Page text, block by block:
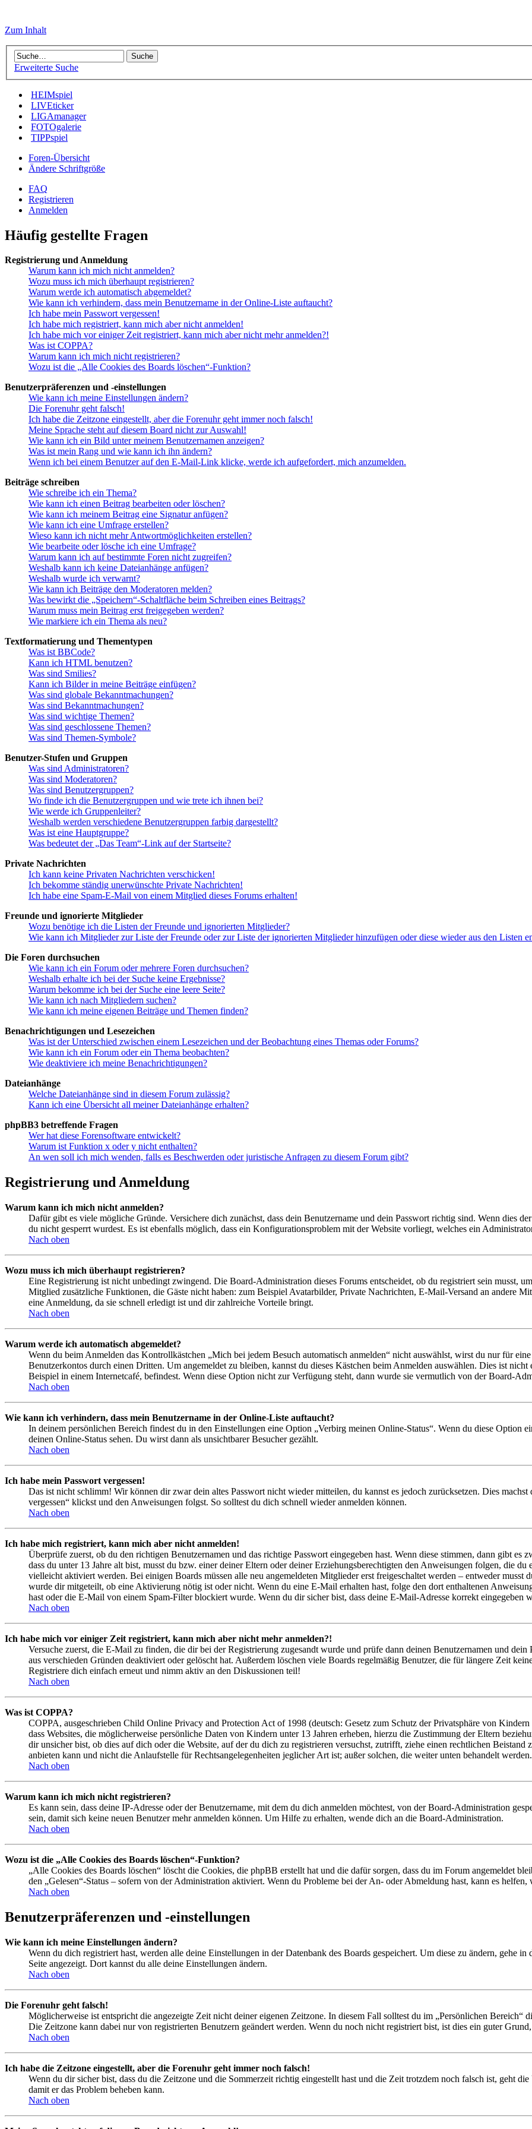
Zum Inhalt
Erweiterte Suche
HEIMspiel
LIVEticker
LIGAmanager
FOTOgalerie
TIPPspiel
Foren-Übersicht
Ändere Schriftgröße
FAQ
Registrieren
Anmelden
Häufig gestellte Fragen
Registrierung und Anmeldung
Warum kann ich mich nicht anmelden?
Wozu muss ich mich überhaupt registrieren?
Warum werde ich automatisch abgemeldet?
Wie kann ich verhindern, dass mein Benutzername in der Online-Liste auftaucht?
Ich habe mein Passwort vergessen!
Ich habe mich registriert, kann mich aber nicht anmelden!
Ich habe mich vor einiger Zeit registriert, kann mich aber nicht mehr anmelden?!
Was ist COPPA?
Warum kann ich mich nicht registrieren?
Wozu ist die „Alle Cookies des Boards löschen“-Funktion?
Benutzerpräferenzen und -einstellungen
Wie kann ich meine Einstellungen ändern?
Die Forenuhr geht falsch!
Ich habe die Zeitzone eingestellt, aber die Forenuhr geht immer noch falsch!
Meine Sprache steht auf diesem Board nicht zur Auswahl!
Wie kann ich ein Bild unter meinem Benutzernamen anzeigen?
Was ist mein Rang und wie kann ich ihn ändern?
Wenn ich bei einem Benutzer auf den E-Mail-Link klicke, werde ich aufgefordert, mich anzumelden.
Beiträge schreiben
Wie schreibe ich ein Thema?
Wie kann ich einen Beitrag bearbeiten oder löschen?
Wie kann ich meinem Beitrag eine Signatur anfügen?
Wie kann ich eine Umfrage erstellen?
Wieso kann ich nicht mehr Antwortmöglichkeiten erstellen?
Wie bearbeite oder lösche ich eine Umfrage?
Warum kann ich auf bestimmte Foren nicht zugreifen?
Weshalb kann ich keine Dateianhänge anfügen?
Weshalb wurde ich verwarnt?
Wie kann ich Beiträge den Moderatoren melden?
Was bewirkt die „Speichern“-Schaltfläche beim Schreiben eines Beitrags?
Warum muss mein Beitrag erst freigegeben werden?
Wie markiere ich ein Thema als neu?
Textformatierung und Thementypen
Was ist BBCode?
Kann ich HTML benutzen?
Was sind Smilies?
Kann ich Bilder in meine Beiträge einfügen?
Was sind globale Bekanntmachungen?
Was sind Bekanntmachungen?
Was sind wichtige Themen?
Was sind geschlossene Themen?
Was sind Themen-Symbole?
Benutzer-Stufen und Gruppen
Was sind Administratoren?
Was sind Moderatoren?
Was sind Benutzergruppen?
Wo finde ich die Benutzergruppen und wie trete ich ihnen bei?
Wie werde ich Gruppenleiter?
Weshalb werden verschiedene Benutzergruppen farbig dargestellt?
Was ist eine Hauptgruppe?
Was bedeutet der „Das Team“-Link auf der Startseite?
Private Nachrichten
Ich kann keine Privaten Nachrichten verschicken!
Ich bekomme ständig unerwünschte Private Nachrichten!
Ich habe eine Spam-E-Mail von einem Mitglied dieses Forums erhalten!
Freunde und ignorierte Mitglieder
Wozu benötige ich die Listen der Freunde und ignorierten Mitglieder?
Wie kann ich Mitglieder zur Liste der Freunde oder zur Liste der ignorierten Mitglieder hinzufügen oder diese wieder aus den Listen
Die Foren durchsuchen
Wie kann ich ein Forum oder mehrere Foren durchsuchen?
Weshalb erhalte ich bei der Suche keine Ergebnisse?
Warum bekomme ich bei der Suche eine leere Seite?
Wie kann ich nach Mitgliedern suchen?
Wie kann ich meine eigenen Beiträge und Themen finden?
Benachrichtigungen und Lesezeichen
Was ist der Unterschied zwischen einem Lesezeichen und der Beobachtung eines Themas oder Forums?
Wie kann ich ein Forum oder ein Thema beobachten?
Wie deaktiviere ich meine Benachrichtigungen?
Dateianhänge
Welche Dateianhänge sind in diesem Forum zulässig?
Kann ich eine Übersicht all meiner Dateianhänge erhalten?
phpBB3 betreffende Fragen
Wer hat diese Forensoftware entwickelt?
Warum ist Funktion x oder y nicht enthalten?
An wen soll ich mich wenden, falls es Beschwerden oder juristische Anfragen zu diesem Forum gibt?
Registrierung und Anmeldung
Warum kann ich mich nicht anmelden?
Dafür gibt es viele mögliche Gründe. Versichere dich zunächst, dass dein Benutzername und dein Passwort richtig sind. Wenn dies
du nicht gesperrt wurdest. Es ist ebenfalls möglich, dass ein Konfigurationsproblem mit der Website vorliegt, welches ein
Nach oben
Wozu muss ich mich überhaupt registrieren?
Eine Registrierung ist nicht unbedingt zwingend. Die Board-Administration dieses Forums entscheidet, ob du registriert sein musst,
Mitglied zusätzliche Funktionen, die Gäste nicht haben: zum Beispiel Avatarbilder, Private Nachrichten, E-Mail-Versand an andere
eine Anmeldung, da sie schnell erledigt ist und dir zahlreiche Vorteile bringt.
Nach oben
Warum werde ich automatisch abgemeldet?
Wenn du beim Anmelden das Kontrollkästchen „Mich bei jedem Besuch automatisch anmelden“ nicht auswählst, wirst du nur für
Benutzerkontos durch einen Dritten. Um angemeldet zu bleiben, kannst du dieses Kästchen beim Anmelden auswählen. Dies ist
Beispiel in einem Internetcafé, befindest. Wenn diese Option nicht zur Verfügung steht, dann wurde sie vermutlich von der Board-
Nach oben
Wie kann ich verhindern, dass mein Benutzername in der Online-Liste auftaucht?
In deinem persönlichen Bereich findest du in den Einstellungen eine Option „Verbirg meinen Online-Status“. Wenn du diese Option
deinen Online-Status sehen. Du wirst dann als unsichtbarer Besucher gezählt.
Nach oben
Ich habe mein Passwort vergessen!
Das ist nicht schlimm! Wir können dir zwar dein altes Passwort nicht wieder mitteilen, du kannst es jedoch zurücksetzen. Dies
vergessen“ klickst und den Anweisungen folgst. So solltest du dich schnell wieder anmelden können.
Nach oben
Ich habe mich registriert, kann mich aber nicht anmelden!
Überprüfe zuerst, ob du den richtigen Benutzernamen und das richtige Passwort eingegeben hast. Wenn diese stimmen, dann gibt es
dass du unter 13 Jahre alt bist, musst du bzw. einer deiner Eltern oder deiner Erziehungsberechtigten den Anweisungen folgen, die
vielleicht aktiviert werden. Bei einigen Boards müssen alle neu angemeldeten Mitglieder erst freigeschaltet werden – entweder musst
wurde dir mitgeteilt, ob eine Aktivierung nötig ist oder nicht. Wenn du eine E-Mail erhalten hast, folge den dort enthaltenen
hast oder die E-Mail von einem Spam-Filter blockiert wurde. Wenn du dir sicher bist, dass deine E-Mail-Adresse korrekt eingegeben
Nach oben
Ich habe mich vor einiger Zeit registriert, kann mich aber nicht mehr anmelden?!
Versuche zuerst, die E-Mail zu finden, die dir bei der Registrierung zugesandt wurde und prüfe dann deinen Benutzernamen und
aus verschieden Gründen deaktiviert oder gelöscht hat. Außerdem löschen viele Boards regelmäßig Benutzer, die für längere Zeit
Registriere dich einfach erneut und nimm aktiv an den Diskussionen teil!
Nach oben
Was ist COPPA?
COPPA, ausgeschrieben Child Online Privacy and Protection Act of 1998 (deutsch: Gesetz zum Schutz der Privatsphäre von
dass Websites, die möglicherweise persönliche Daten von Kindern unter 13 Jahren erheben, hierzu die Zustimmung der Eltern
dir unsicher bist, ob dies auf dich oder die Website, auf der du dich zu registrieren versuchst, zutrifft, ziehe einen rechtlichen Beistand
anbieten kann und nicht die Anlaufstelle für Rechtsangelegenheiten jeglicher Art ist; außer solchen, die weiter unten behandelt werden.
Nach oben
Warum kann ich mich nicht registrieren?
Es kann sein, dass deine IP-Adresse oder der Benutzername, mit dem du dich anmelden möchtest, von der Board-Administration
sein, damit sich keine neuen Benutzer mehr anmelden können. Um Hilfe zu erhalten, wende dich an die Board-Administration.
Nach oben
Wozu ist die „Alle Cookies des Boards löschen“-Funktion?
„Alle Cookies des Boards löschen“ löscht die Cookies, die phpBB erstellt hat und die dafür sorgen, dass du im Forum angemeldet
den „Gelesen“-Status – sofern von der Administration aktiviert. Wenn du Probleme bei der An- oder Abmeldung hast, kann es
Nach oben
Benutzerpräferenzen und -einstellungen
Wie kann ich meine Einstellungen ändern?
Wenn du dich registriert hast, werden alle deine Einstellungen in der Datenbank des Boards gespeichert. Um diese zu ändern, gehe
Seite angezeigt. Dort kannst du alle deine Einstellungen ändern.
Nach oben
Die Forenuhr geht falsch!
Möglicherweise ist entspricht die angezeigte Zeit nicht deiner eigenen Zeitzone. In diesem Fall solltest du im „Persönlichen Bereich“
Die Zeitzone kann dabei nur von registrierten Benutzern geändert werden. Wenn du noch nicht registriert bist, ist dies ein guter
Nach oben
Ich habe die Zeitzone eingestellt, aber die Forenuhr geht immer noch falsch!
Wenn du dir sicher bist, dass du die Zeitzone und die Sommerzeit richtig eingestellt hast und die Zeit trotzdem noch falsch ist, geht
damit er das Problem beheben kann.
Nach oben